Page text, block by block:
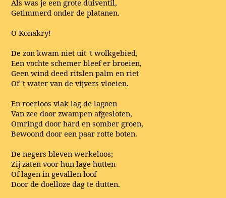
Als was je een grote duiventil,
Getimmerd onder de platanen.
O Konakry!
De zon kwam niet uit 't wolkgebied,
Een vochte schemer bleef er broeien,
Geen wind deed ritslen palm en riet
Of 't water van de vijvers vloeien.
En roerloos vlak lag de lagoen
Van zee door zwampen afgesloten,
Omringd door hard en somber groen,
Bewoond door een paar rotte boten.
De negers bleven werkeloos;
Zij zaten voor hun lage hutten
Of lagen in gevallen loof
Door de doelloze dag te dutten.